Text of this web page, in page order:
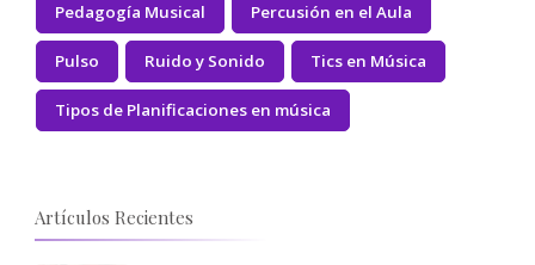
Pedagogía Musical Percusión en el Aula
Pulso Ruido y Sonido Tics en Música
Tipos de Planificaciones en música
Artículos Recientes